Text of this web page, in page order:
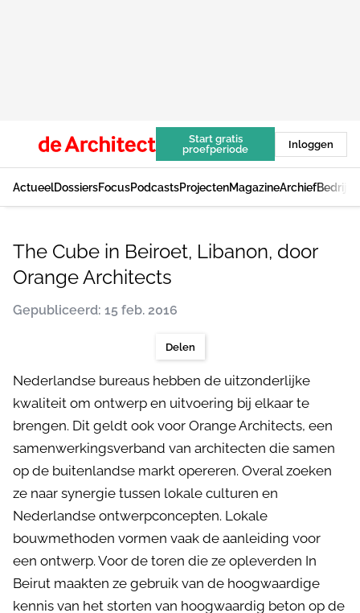
Start gratis
proefperiode
Inloggen
ActueelDossiersFocusPodcastsProjectenMagazineArchief
The Cube in Beiroet, Libanon, door
Orange Architects
Gepubliceerd: 15 feb. 2016
Delen
Nederlandse bureaus hebben de uitzonderlijke
kwaliteit om ontwerp en uitvoering bij elkaar te
brengen. Dit geldt ook voor Orange Architects, een
samenwerkingsverband van architecten die samen
op de buitenlandse markt opereren. Overal zoeken
ze naar synergie tussen lokale culturen en
Nederlandse ontwerpconcepten. Lokale
bouwmethoden vormen vaak de aanleiding voor
een ontwerp. Voor de toren die ze opleverden In
Beirut maakten ze gebruik van de hoogwaardige
kennis van het storten van hoogwaardig beton op de